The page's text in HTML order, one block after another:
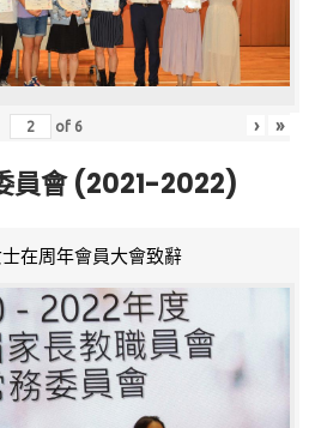
of 6 › »
員會 (2021-2022)
在周年會員大會致辭